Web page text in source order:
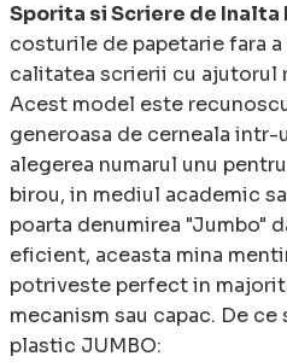
Sporita si Scriere de Inalta
costurile de papetarie fara
calitatea scrierii cu ajutorul
Acest model este
generoasa de cerneala
alegerea numarul unu
birou, in mediul academic
poarta denumirea "Jumbo"
eficient, aceasta mina
potriveste perfect in
mecanism sau capac. De ce
plastic JUMBO: